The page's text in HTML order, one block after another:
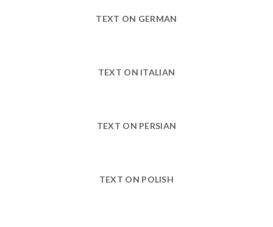
TEXT ON GERMAN
TEXT ON ITALIAN
TEXT ON PERSIAN
TEXT ON POLISH